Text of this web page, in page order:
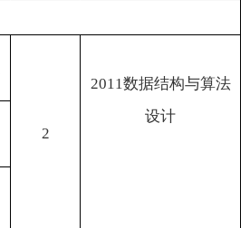
2
2011数据结构与算法
设计